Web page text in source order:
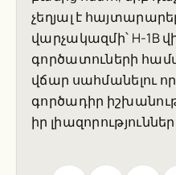
չեղյալ է
վարչակազմի՝ H-1B
գործատուների
վճար սահմանելու
գործադիր
իր